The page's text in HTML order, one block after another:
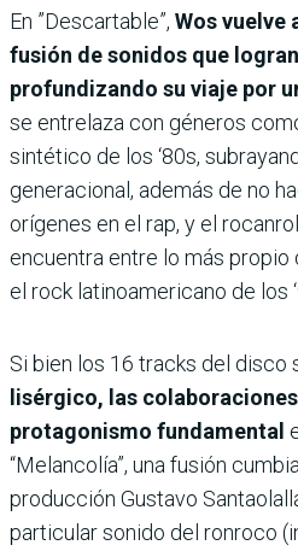
En ”Descartable”, Wos vuelve
fusión de sonidos que
profundizando su viaje por
se entrelaza con géneros
sintético de los ‘80s,
generacional, además de no
orígenes en el rap, y el
encuentra entre lo más propio
el rock latinoamericano de los
Si bien los 16 tracks del disco
lisérgico, las
protagonismo fundamental
“Melancolía”, una fusión
producción Gustavo
particular sonido del ronroco